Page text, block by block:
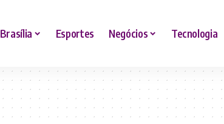
Brasília Esportes Negócios Tecnologia